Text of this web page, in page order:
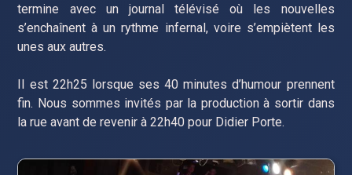
termine avec un journal télévisé où les nouvelles
s’enchaînent à un rythme infernal, voire s’empiètent les
unes aux autres.
Il est 22h25 lorsque ses 40 minutes d’humour prennent
fin. Nous sommes invités par la production à sortir dans
la rue avant de revenir à 22h40 pour Didier Porte.